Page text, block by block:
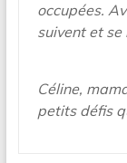
occupées.
suivent et
Céline,
petits défis